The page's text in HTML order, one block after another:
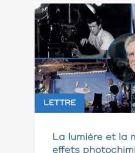
LETTRE
La lumière et la
effets